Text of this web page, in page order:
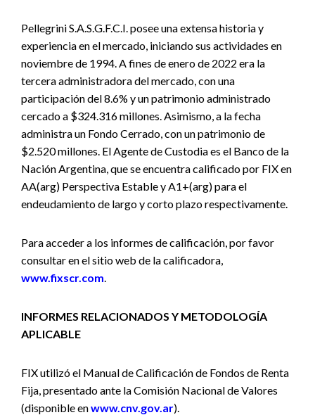
Pellegrini S.A.S.G.F.C.I. posee una extensa historia y
experiencia en el mercado, iniciando sus actividades en
noviembre de 1994. A fines de enero de 2022 era la
tercera administradora del mercado, con una
participación del 8.6% y un patrimonio administrado
cercado a $324.316 millones. Asimismo, a la fecha
administra un Fondo Cerrado, con un patrimonio de
$2.520 millones. El Agente de Custodia es el Banco de la
Nación Argentina, que se encuentra calificado por FIX en
AA(arg) Perspectiva Estable y A1+(arg) para el
endeudamiento de largo y corto plazo respectivamente.
Para acceder a los informes de calificación, por favor
consultar en el sitio web de la calificadora,
www.fixscr.com.
INFORMES RELACIONADOS Y METODOLOGÍA
APLICABLE
FIX utilizó el Manual de Calificación de Fondos de Renta
Fija, presentado ante la Comisión Nacional de Valores
(disponible enwww.cnv.gov.ar).